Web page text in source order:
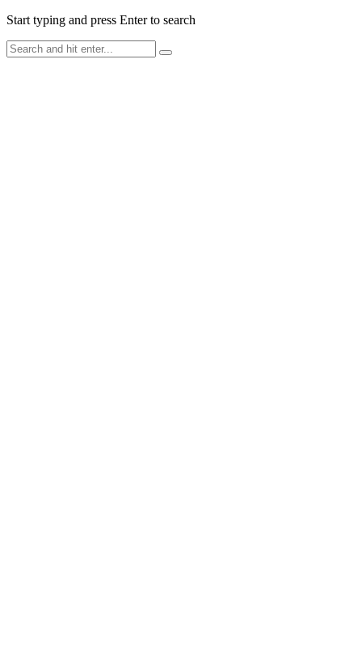
Start typing and press Enter to search